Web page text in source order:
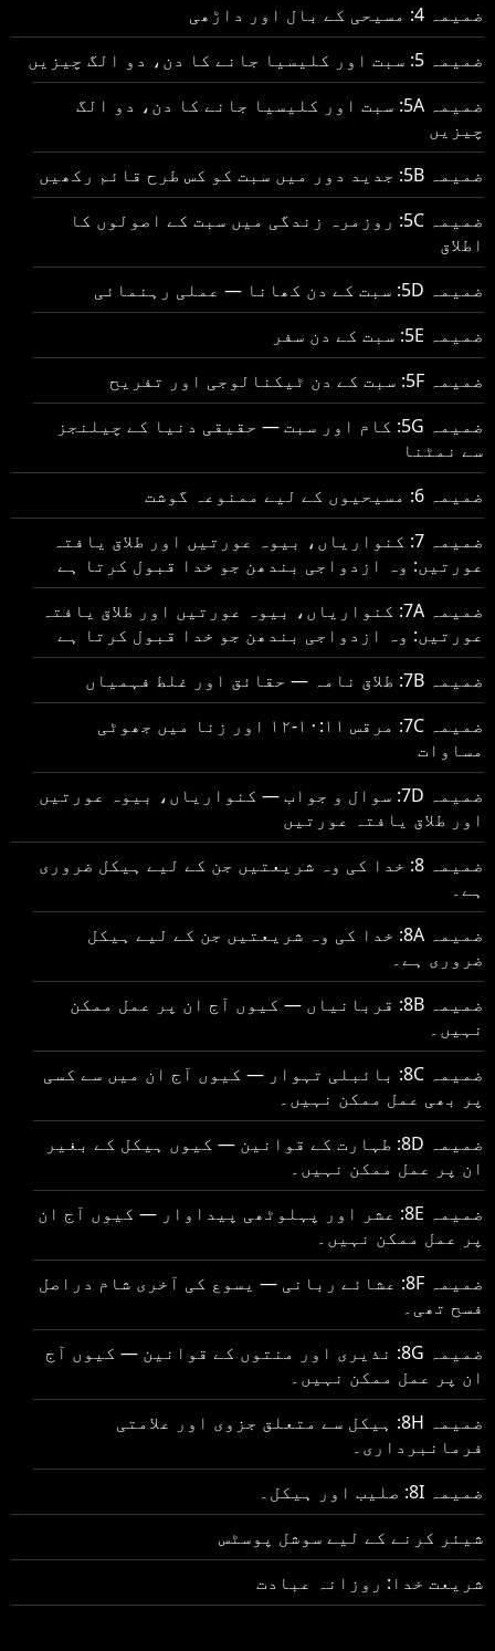
ضمیمہ 4: مسیحی کے بال اور داڑھی
ضمیمہ 5: سبت اور کلیسیا جانے کا دن، دو الگ چیزیں
ضمیمہ 5A: سبت اور کلیسیا جانے کا دن، دو الگ
چیزیں
ضمیمہ 5B: جدید دور میں سبت کو کس طرح قائم رکھیں
ضمیمہ 5C: روزمرہ زندگی میں سبت کے اصولوں کا
اطلاق
ضمیمہ 5D: سبت کے دن کھانا — عملی رہنمائی
ضمیمہ 5E: سبت کے دن سفر
ضمیمہ 5F: سبت کے دن ٹیکنالوجی اور تفریح
ضمیمہ 5G: کام اور سبت — حقیقی دنیا کے چیلنجز
سے نمٹنا
ضمیمہ 6: مسیحیوں کے لیے ممنوعہ گوشت
ضمیمہ 7: کنواریاں، بیوہ عورتیں اور طلاق یافتہ
عورتیں: وہ ازدواجی بندھن جو خدا قبول کرتا ہے
ضمیمہ 7A: کنواریاں، بیوہ عورتیں اور طلاق یافتہ
عورتیں: وہ ازدواجی بندھن جو خدا قبول کرتا ہے
ضمیمہ 7B: طلاق نامہ — حقائق اور غلط فہمیاں
ضمیمہ 7C: مرقس ۱۰:۱۱-۱۲ اور زنا میں جھوٹی
مساوات
ضمیمہ 7D: سوال و جواب — کنواریاں، بیوہ عورتیں
اور طلاق یافتہ عورتیں
ضمیمہ 8: خدا کی وہ شریعتیں جن کے لیے ہیکل ضروری
ہے۔
ضمیمہ 8A: خدا کی وہ شریعتیں جن کے لیے ہیکل
ضروری ہے۔
ضمیمہ 8B: قربانیاں — کیوں آج ان پر عمل ممکن
نہیں۔
ضمیمہ 8C: بائبلی تہوار — کیوں آج ان میں سے کسی
پر بھی عمل ممکن نہیں۔
ضمیمہ 8D: طہارت کے قوانین — کیوں ہیکل کے بغیر
ان پر عمل ممکن نہیں۔
ضمیمہ 8E: عشر اور پہلوٹھی پیداوار — کیوں آج ان
پر عمل ممکن نہیں۔
ضمیمہ 8F: عشائے ربانی — یسوع کی آخری شام دراصل
فسح تھی۔
ضمیمہ 8G: نذیری اور منتوں کے قوانین — کیوں آج
ان پر عمل ممکن نہیں۔
ضمیمہ 8H: ہیکل سے متعلق جزوی اور علامتی
فرمانبرداری۔
ضمیمہ 8I: صلیب اور ہیکل۔
شیئر کرنے کے لیے سوشل پوسٹس
شریعت خدا: روزانہ عبادت